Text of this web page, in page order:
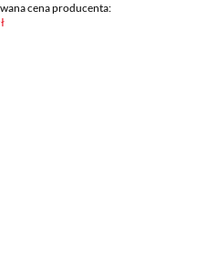
cena producenta: